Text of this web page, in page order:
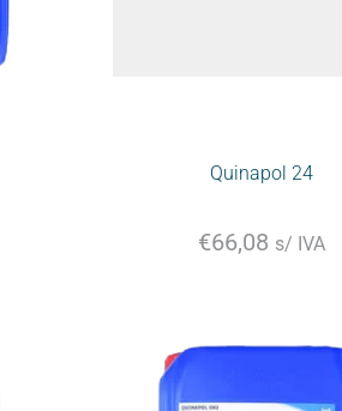
Quinapol 24
€66,08 s/ IVA